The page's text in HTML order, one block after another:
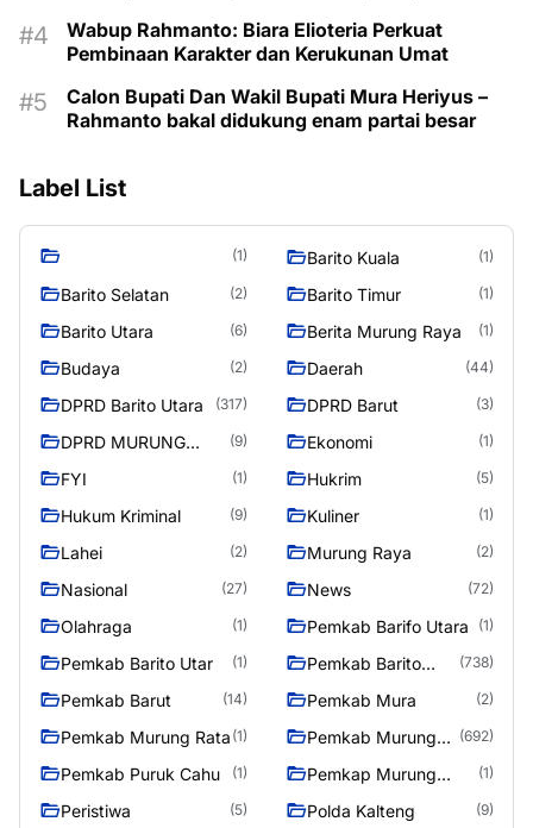
Wabup Rahmanto: Biara Elioteria Perkuat
Pembinaan Karakter dan Kerukunan Umat
Calon Bupati Dan Wakil Bupati Mura Heriyus –
Rahmanto bakal didukung enam partai besar
Label List
(1) Barito Kuala (1)
Barito Selatan (2) Barito Timur (1)
Barito Utara (6) Berita Murung Raya (1)
Budaya (2) Daerah (44)
DPRD Barito Utara (317) DPRD Barut (3)
DPRD MURUNG
(9) Ekonomi (1)
FYI (1) Hukrim (5)
Hukum Kriminal (9) Kuliner (1)
Lahei (2) Murung Raya (2)
Nasional (27) News (72)
Olahraga (1) Pemkab Barifo Utara (1)
Pemkab Barito Utar (1)
Pemkab Barito
(738)
Pemkab Barut (14) Pemkab Mura (2)
Pemkab Murung Rata (1)
Pemkab Murung
(692)
Pemkab Puruk Cahu (1)
Pemkap Murung
(1)
Peristiwa (5) Polda Kalteng (9)